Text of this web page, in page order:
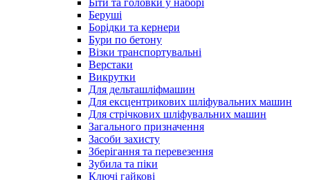
Біти та головки у наборі
Беруші
Борідки та кернери
Бури по бетону
Візки транспортувальні
Верстаки
Викрутки
Для дельташліфмашин
Для ексцентрикових шліфувальних машин
Для стрічкових шліфувальних машин
Загального призначення
Засоби захисту
Зберігання та перевезення
Зубила та піки
Ключі гайкові